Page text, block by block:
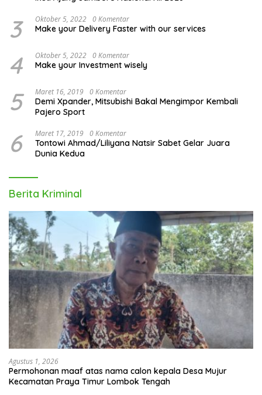
3 Oktober 5, 2022 0 Komentar
Make your Delivery Faster with our services
4 Oktober 5, 2022 0 Komentar
Make your Investment wisely
5 Maret 16, 2019 0 Komentar
Demi Xpander, Mitsubishi Bakal Mengimpor Kembali
Pajero Sport
6 Maret 17, 2019 0 Komentar
Tontowi Ahmad/Liliyana Natsir Sabet Gelar Juara
Dunia Kedua
Berita Kriminal
Agustus 1, 2026
Permohonan maaf atas nama calon kepala Desa Mujur
Kecamatan Praya Timur Lombok Tengah